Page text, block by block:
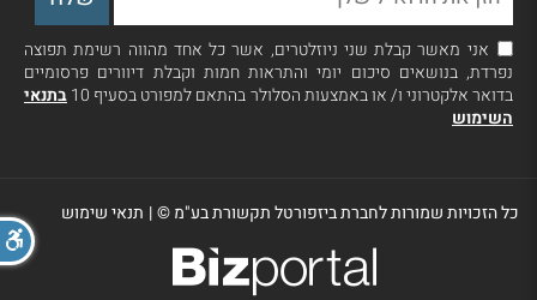
אני מאשר קבלת שני ניוזלטרים, אשר כל אחד מהווה רשימת תפוצה
נפרדת, בנושאים סיכום יומי והתראות חמות וקבלת דיוורים פרסומיים
בדואר אלקטרוני ו/ או באמצעות הסלולר בהתאם למפורט בסעיף 10
בתנאי
השימוש
כל הזכויות שמורות לחברת ביזפורטל תקשורת בע"מ ©| תנאי שימוש